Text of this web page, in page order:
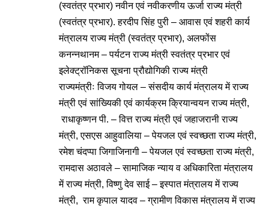
(स्वतंत्र प्रभार) नवीन एवं नवीकरणीय ऊर्जा राज्य मंत्री
(स्वतंत्र प्रभार). हरदीप सिंह पुरी – आवास एवं शहरी कार्य
मंत्रालय राज्य मंत्री (स्वतंत्र प्रभार), अलफोंस
कनन्नथानम – पर्यटन राज्य मंत्री स्वतंत्र प्रभार एवं
इलेक्ट्रॉनिकस सूचना प्रौद्योगिकी राज्य मंत्री
राज्यमंत्रीः विजय गोयल – संसदीय कार्य मंत्रालय में राज्य
मंत्री एवं सांख्यिकी एवं कार्यक्रम क्रियान्वयन राज्य मंत्री,
राधाकृष्णन पी. – वित्त राज्य मंत्री एवं जहाजरानी राज्य
मंत्री, एसएस आहुवालिया – पेयजल एवं स्वच्छता राज्य मंत्री,
रमेश चंदप्पा जिगाजिनागी – पेयजल एवं स्वच्छता राज्य मंत्री,
रामदास अठावले – सामाजिक न्याय व अधिकारिता मंत्रालय
में राज्य मंत्री, विष्णु देव साई – इस्पात मंत्रालय में राज्य
मंत्री, राम कृपाल यादव – ग्रामीण विकास मंत्रालय में राज्य